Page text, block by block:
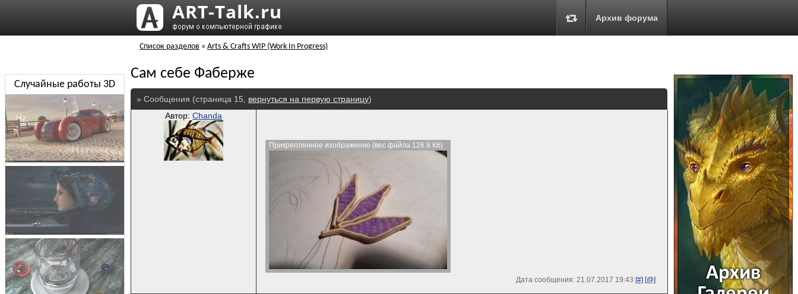
Архив форума
Список разделов » Arts & Crafts WIP (Work In Progress)
Сам себе Фаберже
» Сообщения (страница 15, вернуться на первую страницу)
Автор: Chanda
Прикрепленное изображение (вес файла 126.8 Кб)
Дата сообщения: 21.07.2017 19:43 [#] [@]
Случайные работы 3D